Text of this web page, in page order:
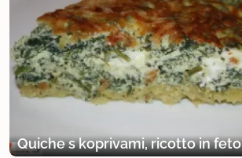
Quiche s koprivami, ricotto in feto